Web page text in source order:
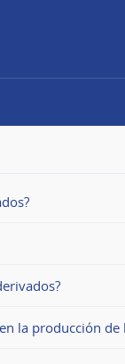
la producción